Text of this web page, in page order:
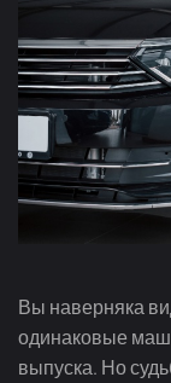
Вы наверняка
одинаковые
выпуска. Но